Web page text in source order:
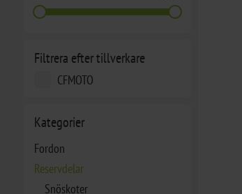
Filtrera efter tillverkare
CFMOTO
Kategorier
Fordon
Reservdelar
Snöskoter